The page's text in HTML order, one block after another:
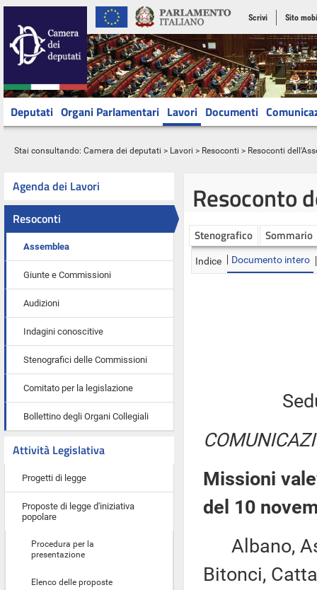
Scrivi Sito
Deputati Organi Parlamentari Lavori Documenti
Stai consultando: Camera dei deputati > Lavori > Resoconti > Resoconti
Agenda dei Lavori
Resoconti
Assemblea
Giunte e Commissioni
Audizioni
Indagini conoscitive
Stenografici delle Commissioni
Comitato per la legislazione
Bollettino degli Organi Collegiali
Attività Legislativa
Progetti di legge
Proposte di legge d'iniziativa
popolare
Procedura per la
presentazione
Elenco delle proposte
Resoconto
Stenografico Sommario
Indice Documento intero
Missioni
del 10
Albano,
Bitonci,